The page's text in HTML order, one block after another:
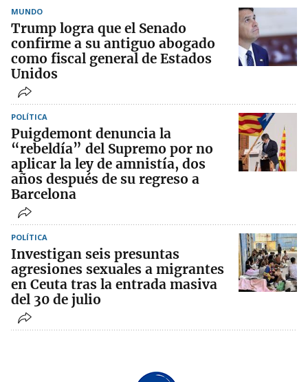
MUNDO
Trump logra que el Senado
confirme a su antiguo abogado
como fiscal general de Estados
Unidos
POLÍTICA
Puigdemont denuncia la
“rebeldía” del Supremo por no
aplicar la ley de amnistía, dos
años después de su regreso a
Barcelona
POLÍTICA
Investigan seis presuntas
agresiones sexuales a migrantes
en Ceuta tras la entrada masiva
del 30 de julio